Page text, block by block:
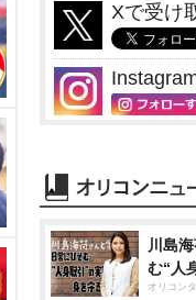
Xで受け
川島
む“人
オリコン